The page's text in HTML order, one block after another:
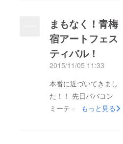
埋め尽くされました。
この３ヶ月間の思いが
ぎゅっとつまった、11
月15日の13時〜は会
と笑顔がいっぱいでし
た。 モデル10名・ス
タイリスト10名‼︎司
まもなく！青梅
宿アートフェス
ティバル！
2015/11/05 11:33
本番に近づいてきまし
た！！ 先日ババコン
ミーティングは、いい
もっと見る